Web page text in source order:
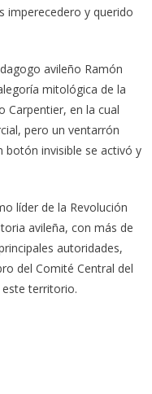
imperecedero y querido
avileño Ramón
mitológica de la
Carpentier, en la cual
pero un ventarrón
botón invisible se activó y
líder de la Revolución
avileña, con más de
autoridades,
del Comité Central del
territorio.